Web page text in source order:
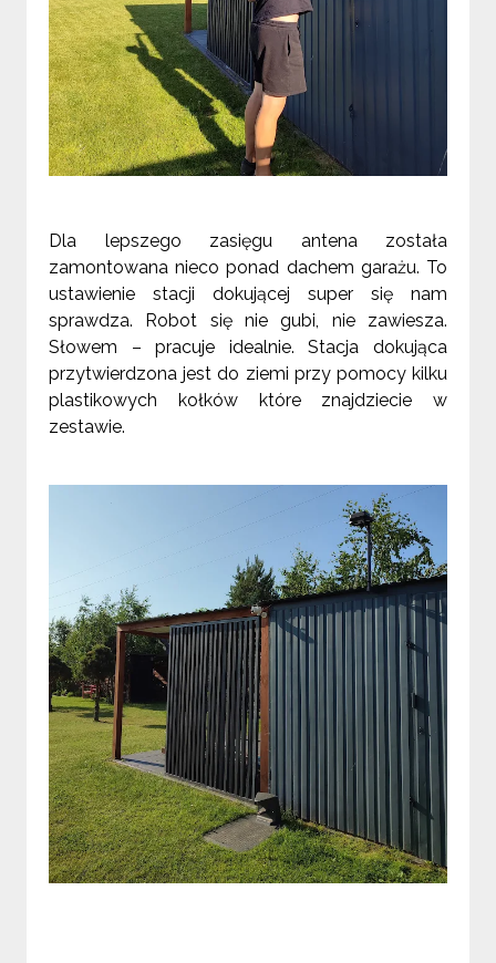
Dla lepszego zasięgu antena została
zamontowana nieco ponad dachem garażu. To
ustawienie stacji dokującej super się nam
sprawdza. Robot się nie gubi, nie zawiesza.
Słowem – pracuje idealnie. Stacja dokująca
przytwierdzona jest do ziemi przy pomocy kilku
plastikowych kołków które znajdziecie w
zestawie.